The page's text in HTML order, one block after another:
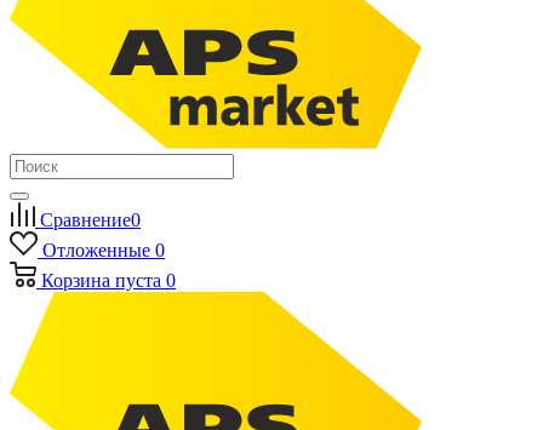
Сравнение0
Отложенные 0
Корзина пуста 0